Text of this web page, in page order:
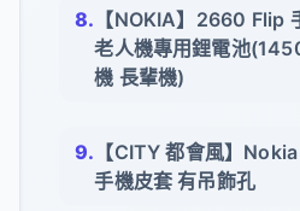
【NOKIA】2660 Flip
老人機專用鋰電池
機 長輩機)
【CITY 都會風】
手機皮套 有吊飾孔